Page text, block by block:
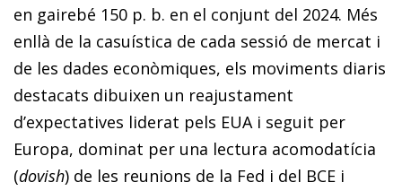
en gairebé 150 p. b. en el conjunt del 2024. Més
enllà de la casuística de cada sessió de mercat i
de les dades econòmiques, els moviments diaris
destacats dibuixen un reajustament
d’expectatives liderat pels EUA i seguit per
Europa, dominat per una lectura acomodatícia
(dovish) de les reunions de la Fed i del BCE i